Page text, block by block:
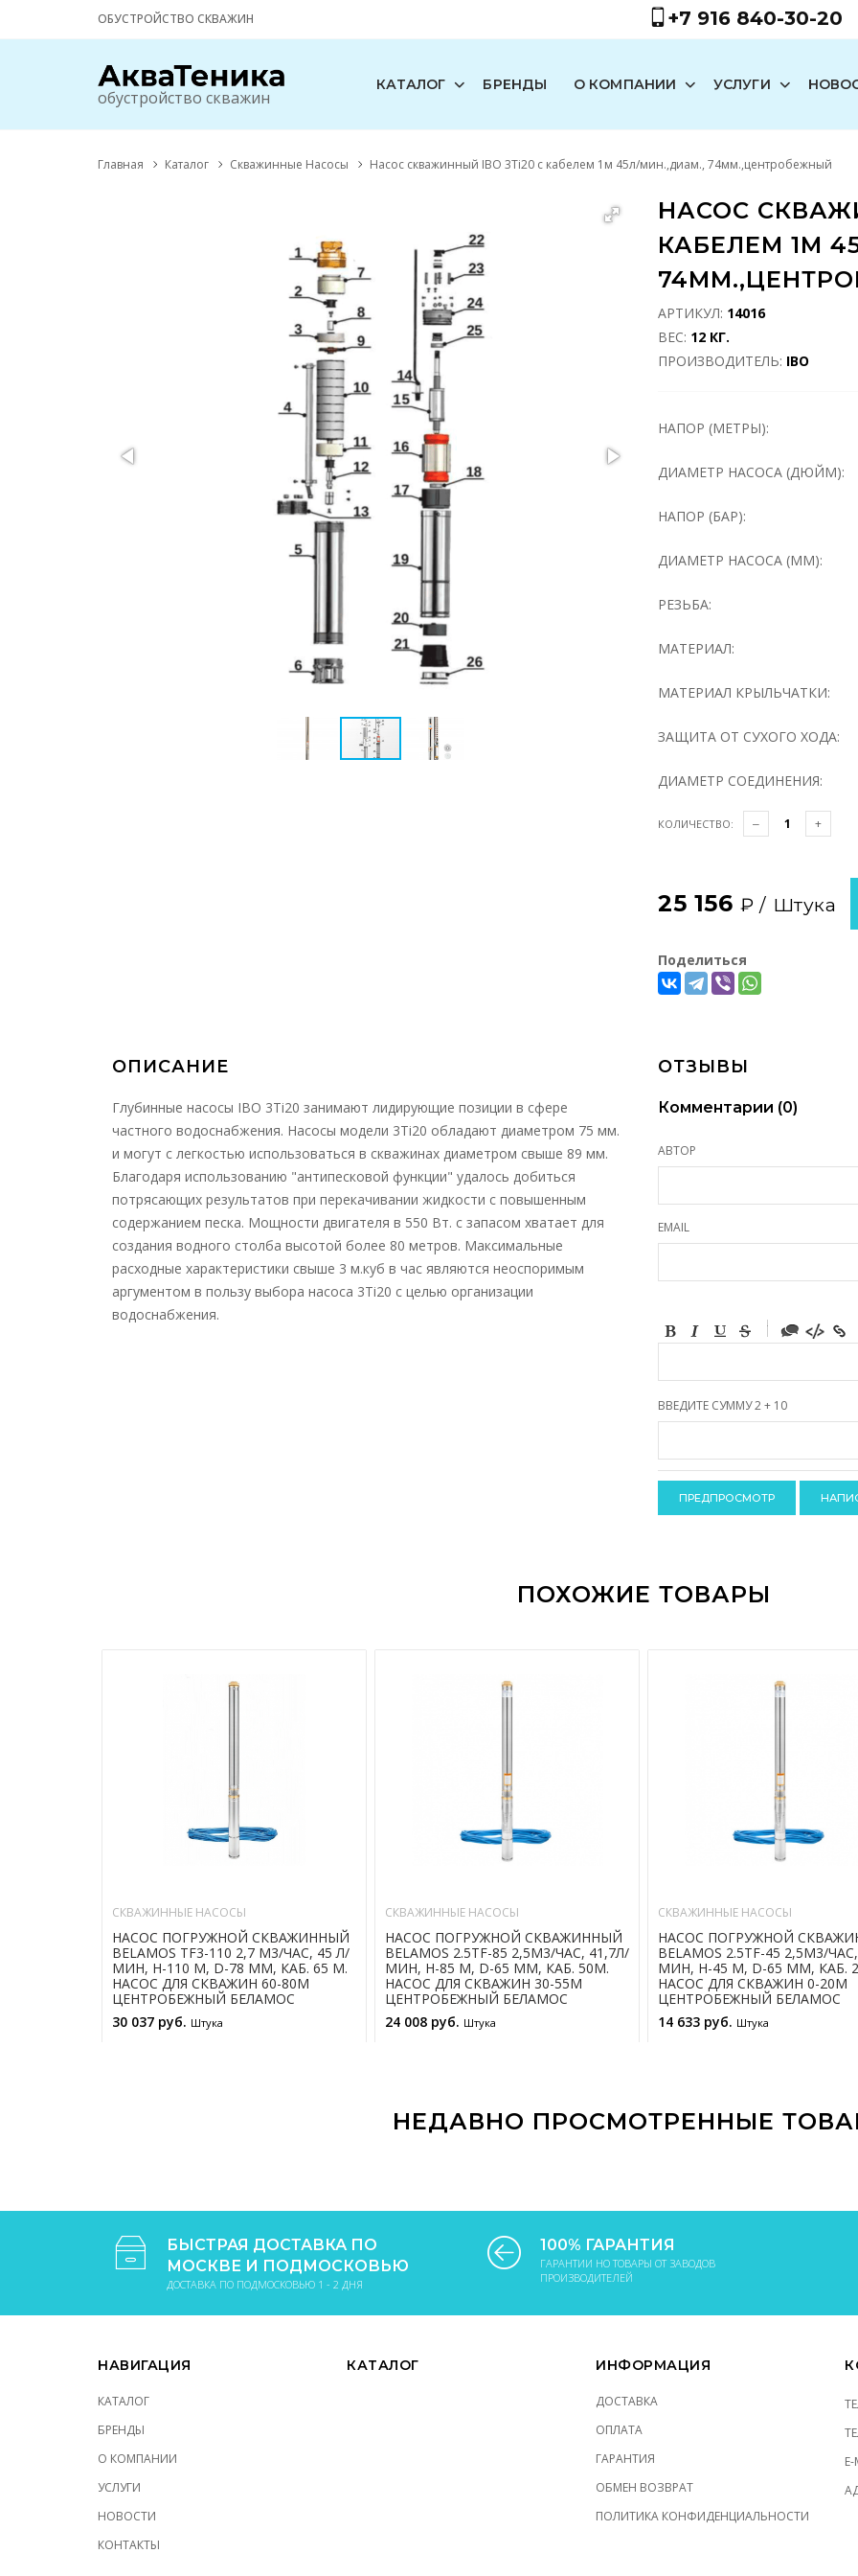
ОБУСТРОЙСТВО СКВАЖИН +7 916 840-30-20
обустройство скважин
КАТАЛОГ БРЕНДЫ О КОМПАНИИ УСЛУГИ
Главная Каталог Скважинные Насосы Насос cкважинный IBO 3Ti20 с кабелем 1м 45л/мин.,диам., 74мм.,центробежный
НАСОС
КАБЕЛЕМ 1М
АРТИКУЛ: 14016
ВЕС: 12 КГ.
ПРОИЗВОДИТЕЛЬ: IBO
НАПОР (МЕТРЫ):
ДИАМЕТР НАСОСА (ДЮЙМ):
НАПОР (БАР):
ДИАМЕТР НАСОСА (ММ):
РЕЗЬБА:
МАТЕРИАЛ:
МАТЕРИАЛ КРЫЛЬЧАТКИ:
ЗАЩИТА ОТ СУХОГО ХОДА:
ДИАМЕТР СОЕДИНЕНИЯ:
КОЛИЧЕСТВО:
25 156 ₽ / Штука
Поделиться
ОПИСАНИЕ
Глубинные насосы IBO 3Ti20 занимают лидирующие позиции в сфере
частного водоснабжения. Насосы модели 3Ti20 обладают диаметром 75 мм.
и могут с легкостью использоваться в скважинах диаметром свыше 89 мм.
Благодаря использованию "антипесковой функции" удалось добиться
потрясающих результатов при перекачивании жидкости с повышенным
содержанием песка. Мощности двигателя в 550 Вт. с запасом хватает для
создания водного столба высотой более 80 метров. Максимальные
расходные характеристики свыше 3 м.куб в час являются неоспоримым
аргументом в пользу выбора насоса 3Ti20 с целью организации
водоснабжения.
ОТЗЫВЫ
Комментарии (0)
АВТОР
EMAIL
-
-
-
-
-
-
ВВЕДИТЕ СУММУ 2 + 10
ПОХОЖИЕ ТОВАРЫ
СКВАЖИННЫЕ НАСОСЫ
НАСОС ПОГРУЖНОЙ СКВАЖИННЫЙ
BELAMOS TF3-110 2,7 М3/ЧАС, 45 Л/
МИН, Н-110 М, D-78 ММ, КАБ. 65 М.
НАСОС ДЛЯ СКВАЖИН 60-80М
ЦЕНТРОБЕЖНЫЙ БЕЛАМОС
30 037 руб. Штука
СКВАЖИННЫЕ НАСОСЫ
НАСОС ПОГРУЖНОЙ СКВАЖИННЫЙ
BELAMOS 2.5TF-85 2,5М3/ЧАС, 41,7Л/
МИН, Н-85 М, D-65 ММ, КАБ. 50М.
НАСОС ДЛЯ СКВАЖИН 30-55М
ЦЕНТРОБЕЖНЫЙ БЕЛАМОС
24 008 руб. Штука
СКВАЖИННЫЕ НАСОСЫ
НАСОС ПОГРУЖНОЙ
BELAMOS 2.5TF-45 2,5М3/
МИН, Н-45 М, D-65 ММ, КАБ.
НАСОС ДЛЯ СКВАЖИН 0-20М
ЦЕНТРОБЕЖНЫЙ БЕЛАМОС
14 633 руб. Штука
НЕДАВНО ПРОСМОТРЕННЫЕ
БЫСТРАЯ ДОСТАВКА ПО
МОСКВЕ И ПОДМОСКОВЬЮ
ДОСТАВКА ПО ПОДМОСКОВЬЮ 1 - 2 ДНЯ
100% ГАРАНТИЯ
ГАРАНТИИ НО ТОВАРЫ ОТ ЗАВОДОВ
ПРОИЗВОДИТЕЛЕЙ
НАВИГАЦИЯ
КАТАЛОГ
БРЕНДЫ
О КОМПАНИИ
УСЛУГИ
НОВОСТИ
КОНТАКТЫ
КАТАЛОГ ИНФОРМАЦИЯ
ДОСТАВКА
ОПЛАТА
ГАРАНТИЯ
ОБМЕН ВОЗВРАТ
ПОЛИТИКА КОНФИДЕНЦИАЛЬНОСТИ